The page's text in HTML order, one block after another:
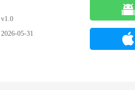
v1.0
2026-05-31